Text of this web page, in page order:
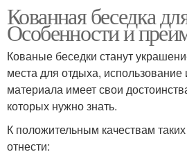
Кованная беседка
Особенности и
Кованые беседки станут
места для отдыха, использование
материала имеет свои
которых нужно знать.
К положительным качествам
отнести: